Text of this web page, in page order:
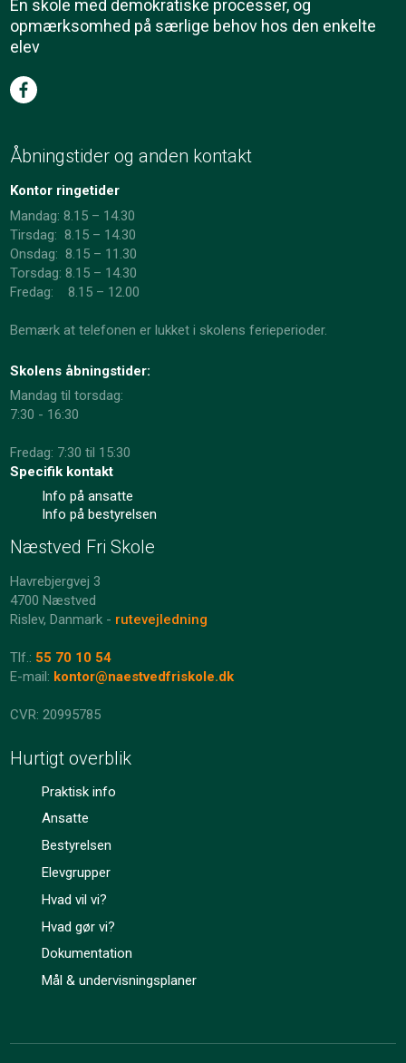
En skole med demokratiske processer, og
opmærksomhed på særlige behov hos den enkelte
elev
Åbningstider og anden kontakt
Kontor ringetider
Mandag: 8.15 – 14.30
Tirsdag: 8.15 – 14.30
Onsdag: 8.15 – 11.30
​Torsdag: 8.15 – 14.30
Fredag: 8.15 – 12.00
Bemærk at telefonen er lukket i skolens ferieperioder.
Skolens åbningstider:
Mandag til torsdag:
7:30 - 16:30
Fredag: 7:30 til 15:30
Specifik kontakt
Info på ansatte
Info på bestyrelsen
Næstved Fri Skole
Havrebjergvej 3
4700 Næstved
Rislev, Danmark - rutevejledning
Tlf.: 55 70 10 54
E-mail: kontor@naestvedfriskole.dk
​​CVR: 20995785
Hurtigt overblik
Praktisk info
Ansatte​
Bestyrelsen​
Elevgrupper​
Hvad vil vi?​
Hvad gør vi?​
Dokumentation​
Mål & undervisningsplaner​